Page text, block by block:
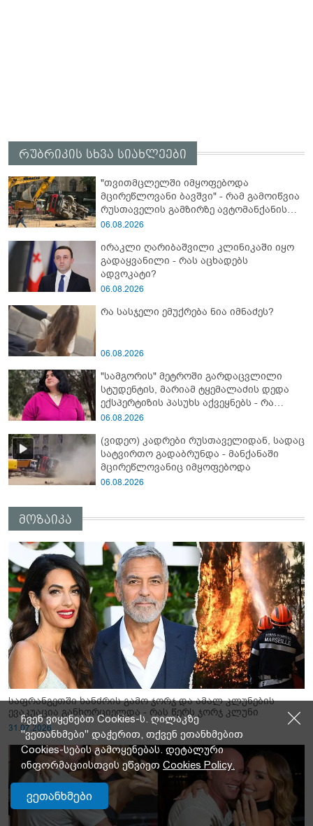
რუბრიკის სხვა სიახლეები
"თვითმცლელში იმყოფებოდა
მცირეწლოვანი ბავშვი" - რამ გამოიწვია
რუსთაველის გამზირზე ავტომანქანის
გადაბრუნება: “ჯივიპი” განცხადებას
06.08.2026
ირაკლი ღარიბაშვილი კლინიკაში იყო
გადაყვანილი - რას აცხადებს
ადვოკატი?
06.08.2026
რა სასჯელი ემუქრება ნია იმნაძეს?
06.08.2026
"სამგორის" მეტროში გარდაცვლილი
სტუდენტის, მარიამ ტყემალაძის დედა
ექსპერტიზის პასუხს აქვეყნებს - რა
გახდა გოგონას გარდაცვალების მიზეზი?
06.08.2026
(ვიდეო) კადრები რუსთაველიდან, სადაც
სატვირთო გადაბრუნდა - მანქანაში
მცირეწლოვანიც იმყოფებოდა
06.08.2026
მოზაიკა
საფრანგეთში ხანძრის გამო ჯორჯ და ამალ კლუნების
ევაკუაცია განხორციელდა - რას წერს ჯორჯ კლუნი
31.07.2026
ჩვენ ვიყენებთ Cookies-ს. ღილაკზე
"ვეთანხმები" დაჭერით, თქვენ ეთანხმებით
Cookies-სების გამოყენებას. დეტალური
ინფორმაციისთვის ეწვიეთ Cookies Policy.
ვეთანხმები